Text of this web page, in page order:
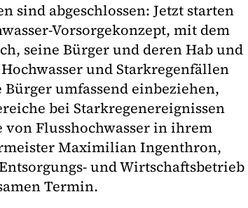
sind abgeschlossen: Jetzt starten
Vorsorgekonzept, mit dem
seine Bürger und deren Hab und
und Starkregenfällen
umfassend einbeziehen,
bei Starkregenereignissen
Flusshochwasser in ihrem
Maximilian Ingenthron,
und Wirtschaftsbetrieb
Termin.